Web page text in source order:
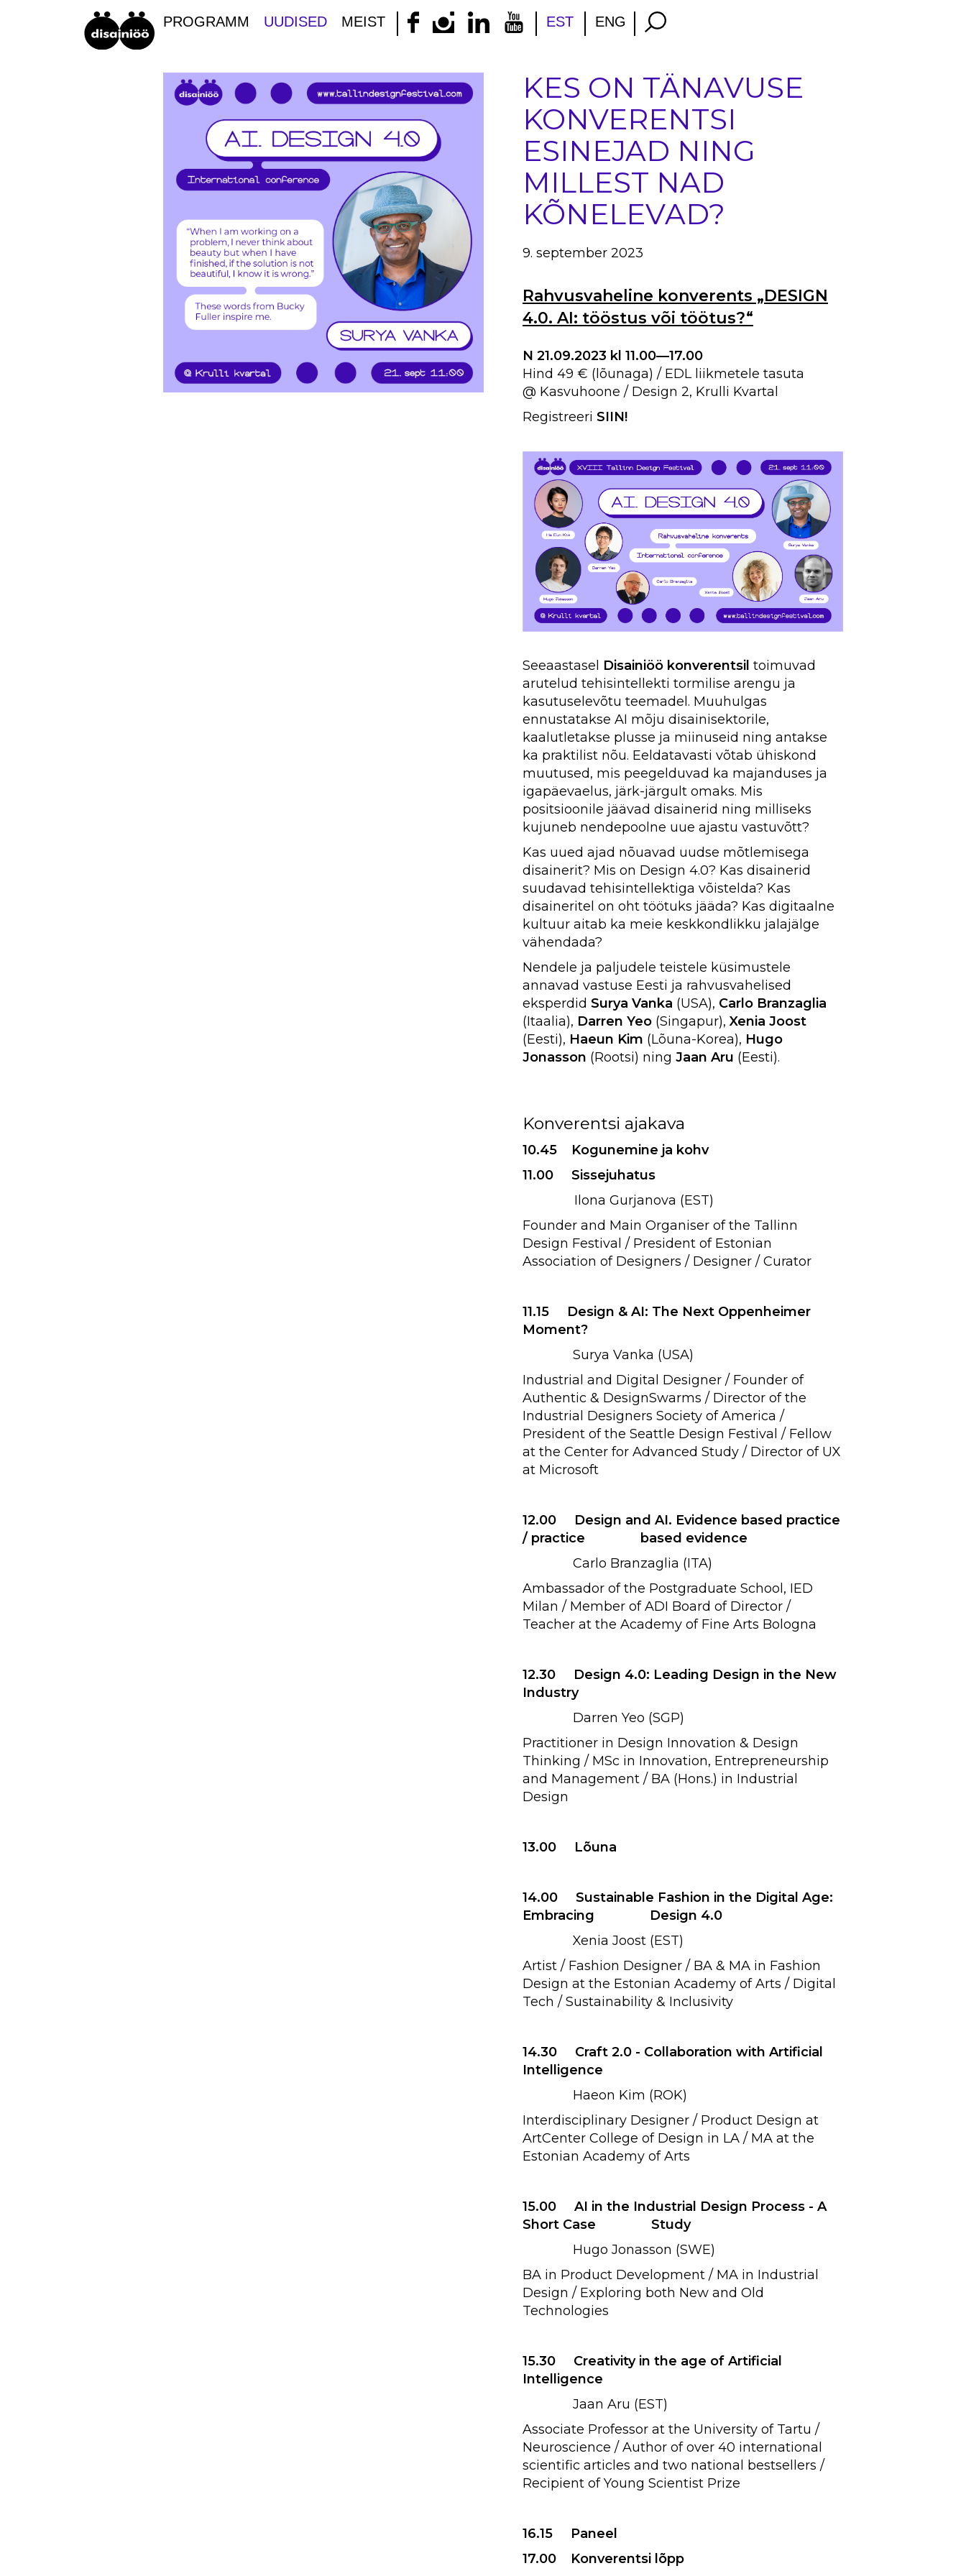
PROGRAMM UUDISED MEIST EST ENG
KES ON TÄNAVUSE
KONVERENTSI
ESINEJAD NING
MILLEST NAD
KÕNELEVAD?
9. september 2023
Rahvusvaheline konverents „DESIGN
4.0. AI: tööstus või töötus?“
N 21.09.2023 kl 11.00—17.00
Hind 49 € (lõunaga) / EDL liikmetele tasuta
@ Kasvuhoone / Design 2, Krulli Kvartal
Registreeri SIIN!
Seeaastasel Disainiöö konverentsil toimuvad
arutelud tehisintellekti tormilise arengu ja
kasutuselevõtu teemadel. Muuhulgas
ennustatakse AI mõju disainisektorile,
kaalutletakse plusse ja miinuseid ning antakse
ka praktilist nõu. Eeldatavasti võtab ühiskond
muutused, mis peegelduvad ka majanduses ja
igapäevaelus, järk-järgult omaks. Mis
positsioonile jäävad disainerid ning milliseks
kujuneb nendepoolne uue ajastu vastuvõtt?
Kas uued ajad nõuavad uudse mõtlemisega
disainerit? Mis on Design 4.0? Kas disainerid
suudavad tehisintellektiga võistelda? Kas
disaineritel on oht töötuks jääda? Kas digitaalne
kultuur aitab ka meie keskkondlikku jalajälge
vähendada?
Nendele ja paljudele teistele küsimustele
annavad vastuse Eesti ja rahvusvahelised
eksperdid Surya Vanka (USA), Carlo Branzaglia
(Itaalia), Darren Yeo (Singapur), Xenia Joost
(Eesti), Haeun Kim (Lõuna-Korea), Hugo
Jonasson (Rootsi) ning Jaan Aru (Eesti).
Konverentsi ajakava
10.45 Kogunemine ja kohv
11.00 Sissejuhatus
Ilona Gurjanova (EST)
Founder and Main Organiser of the Tallinn
Design Festival / President of Estonian
Association of Designers / Designer / Curator
11.15 Design & AI: The Next Oppenheimer
Moment?
Surya Vanka (USA)
Industrial and Digital Designer / Founder of
Authentic & DesignSwarms / Director of the
Industrial Designers Society of America /
President of the Seattle Design Festival / Fellow
at the Center for Advanced Study / Director of UX
at Microsoft
12.00 Design and AI. Evidence based practice
/ practice based evidence
Carlo Branzaglia (ITA)
Ambassador of the Postgraduate School, IED
Milan / Member of ADI Board of Director /
Teacher at the Academy of Fine Arts Bologna
12.30 Design 4.0: Leading Design in the New
Industry
Darren Yeo (SGP)
Practitioner in Design Innovation & Design
Thinking / MSc in Innovation, Entrepreneurship
and Management / BA (Hons.) in Industrial
Design
13.00 Lõuna
14.00 Sustainable Fashion in the Digital Age:
Embracing Design 4.0
Xenia Joost (EST)
Artist / Fashion Designer / BA & MA in Fashion
Design at the Estonian Academy of Arts / Digital
Tech / Sustainability & Inclusivity
14.30 Craft 2.0 - Collaboration with Artificial
Intelligence
Haeon Kim (ROK)
Interdisciplinary Designer / Product Design at
ArtCenter College of Design in LA / MA at the
Estonian Academy of Arts
15.00 AI in the Industrial Design Process - A
Short Case Study
Hugo Jonasson (SWE)
BA in Product Development / MA in Industrial
Design / Exploring both New and Old
Technologies
15.30 Creativity in the age of Artificial
Intelligence
Jaan Aru (EST)
Associate Professor at the University of Tartu /
Neuroscience / Author of over 40 international
scientific articles and two national bestsellers /
Recipient of Young Scientist Prize
16.15 Paneel
17.00 Konverentsi lõpp